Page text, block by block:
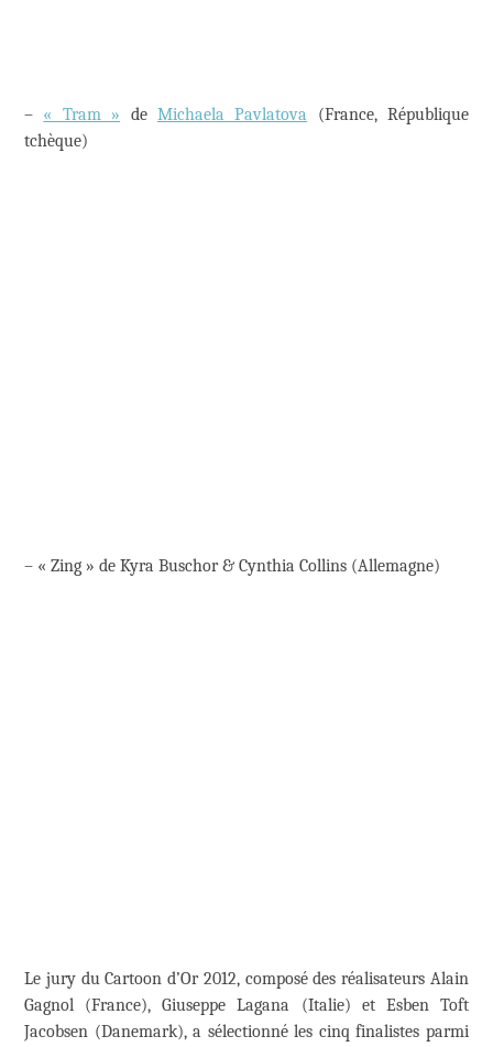
– « Tram » de Michaela Pavlatova (France, République
tchèque)
– « Zing » de Kyra Buschor & Cynthia Collins (Allemagne)
Le jury du Cartoon d’Or 2012, composé des réalisateurs Alain
Gagnol (France), Giuseppe Lagana (Italie) et Esben Toft
Jacobsen (Danemark), a sélectionné les cinq finalistes parmi